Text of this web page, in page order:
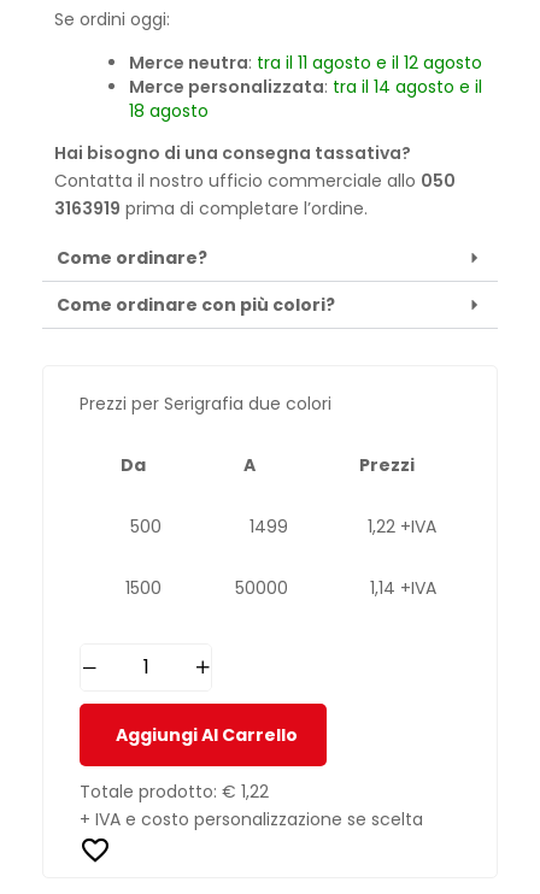
Se ordini oggi:
Merce neutra: tra il 11 agosto e il 12 agosto
Merce personalizzata: tra il 14 agosto e il
18 agosto
Hai bisogno di una consegna tassativa?
Contatta il nostro ufficio commerciale allo 050
3163919 prima di completare l’ordine.
Come ordinare?
Come ordinare con più colori?
Prezzi per Serigrafia due colori
Da A Prezzi
500 1499 1,22 +IVA
1500 50000 1,14 +IVA
Aggiungi Al Carrello
Totale prodotto: € 1,22
+ IVA e costo personalizzazione se scelta